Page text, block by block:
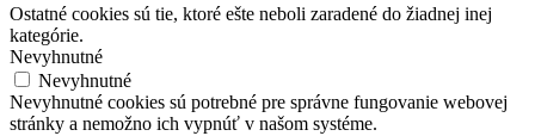
Ostatné cookies sú tie, ktoré ešte neboli zaradené do žiadnej inej
kategórie.
Nevyhnutné
Nevyhnutné
Nevyhnutné cookies sú potrebné pre správne fungovanie webovej
stránky a nemožno ich vypnúť v našom systéme.